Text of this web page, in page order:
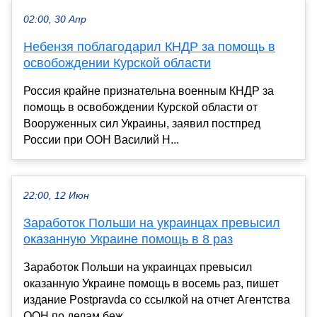
02:00, 30 Апр
Небензя поблагодарил КНДР за помощь в
освобождении Курской области
Россия крайне признательна военным КНДР за
помощь в освобождении Курской области от
Вооруженных сил Украины, заявил постпред
России при ООН Василий Н...
22:00, 12 Июн
Заработок Польши на украинцах превысил
оказанную Украине помощь в 8 раз
Заработок Польши на украинцах превысил
оказанную Украине помощь в восемь раз, пишет
издание Рostpravda со ссылкой на отчет Агентства